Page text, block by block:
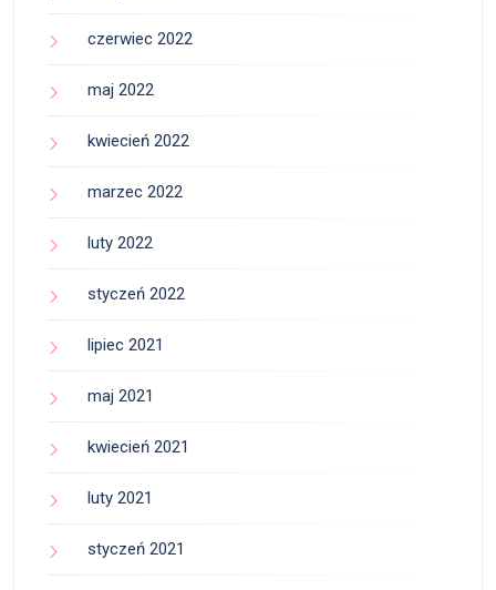
czerwiec 2022
maj 2022
kwiecień 2022
marzec 2022
luty 2022
styczeń 2022
lipiec 2021
maj 2021
kwiecień 2021
luty 2021
styczeń 2021